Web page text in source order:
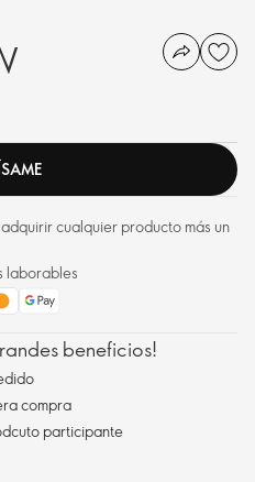
cualquier producto más un
laborables
beneficios!
compra
participante